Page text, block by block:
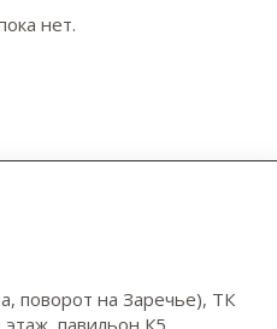
нет.
поворот на Заречье), ТК
павильон К5